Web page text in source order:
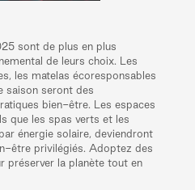
sont de plus en plus
de leurs choix. Les
les matelas écoresponsables
saison seront des
bien-être. Les espaces
que les spas verts et les
énergie solaire, deviendront
être privilégiés. Adoptez des
préserver la planète tout en